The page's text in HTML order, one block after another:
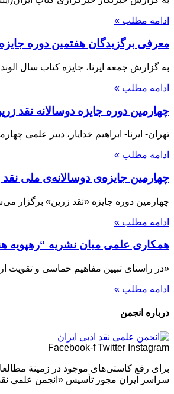
ادامه مطلب »
معرفی برگزیدگان هفتمین دوره
به گزارش جمعه ایرنا، جایزه کتاب سال
ادامه مطلب »
چهارمین دوره جایزه دوسالانه نقد
تهران- ایرنا- ابراهیم خدایار، دبیر علمی
ادامه مطلب »
چهارمین جایزه‌ی دوسالانه‌ی ملی نقد
چهارمین دوره جایزه «نقد زرین» برگزار
ادامه مطلب »
همکاری علمی میان نشریه “رهپویه
«در راستای تبیین مفاهیم حماسی و تقویت
ادامه مطلب »
درباره انجمن
Facebook-f Twitter Instagram
برای رفع كاستی‌های موجود در زمینة
سراسر ایران مجوز تأسیس «انجمن علمی نقد